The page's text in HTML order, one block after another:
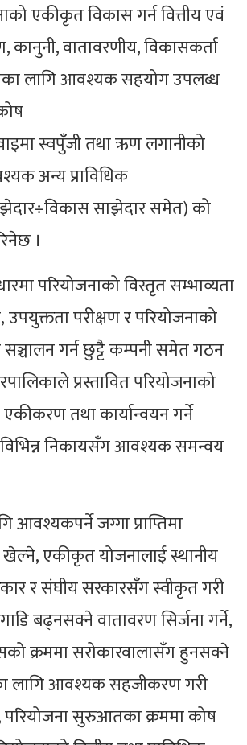
एकीकृत विकास गर्न वित्तीय एवं
कानुनी, वातावरणीय, विकासकर्ता
लागि आवश्यक सहयोग उपलब्ध
स्वपुँजीतथा ऋण लगानीको
अन्य प्राविधिक
साझेदारसमेत)को
।
परियोजनाको विस्तृत सम्भाव्यता
उपयुक्ततापरीक्षण र परियोजनाको
सञ्चालन गर्न छुट्टै कम्पनी समेत गठन
प्रस्तावित परियोजनाको
तथा कार्यान्वयन गर्ने
विभिन्न निकायसँग आवश्यक समन्वय
आवश्यकपर्नेजग्गा प्राप्तिमा
खेल्ने, एकीकृत योजनालाई स्थानीय
र संघीय सरकारसँग स्वीकृत गरी
बढ्नसक्ने वातावरण सिर्जना गर्ने,
क्रममा सरोकारवालासँग हुनसक्ने
लागि आवश्यक सहजीकरण गरी
परियोजना सुरुआतका क्रममा कोष